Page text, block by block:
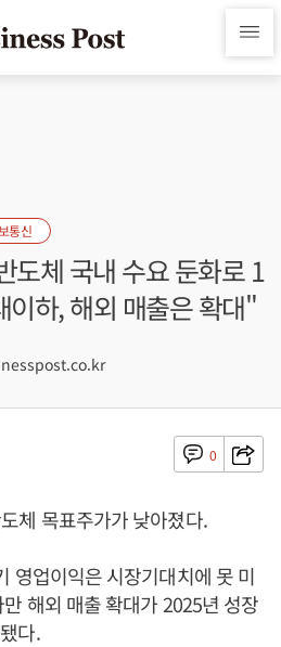
통신
도체 국내 수요 둔화로 1
이하, 해외 매출은 확대"
0
체 목표주가가 낮아졌다.
영업이익은 시장기대치에 못 미
해외 매출 확대가 2025년 성장
다.